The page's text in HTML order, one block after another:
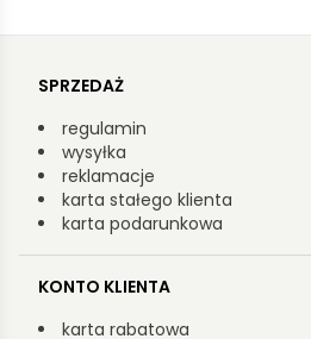
SPRZEDAŻ
regulamin
wysyłka
reklamacje
karta stałego klienta
karta podarunkowa
KONTO KLIENTA
karta rabatowa